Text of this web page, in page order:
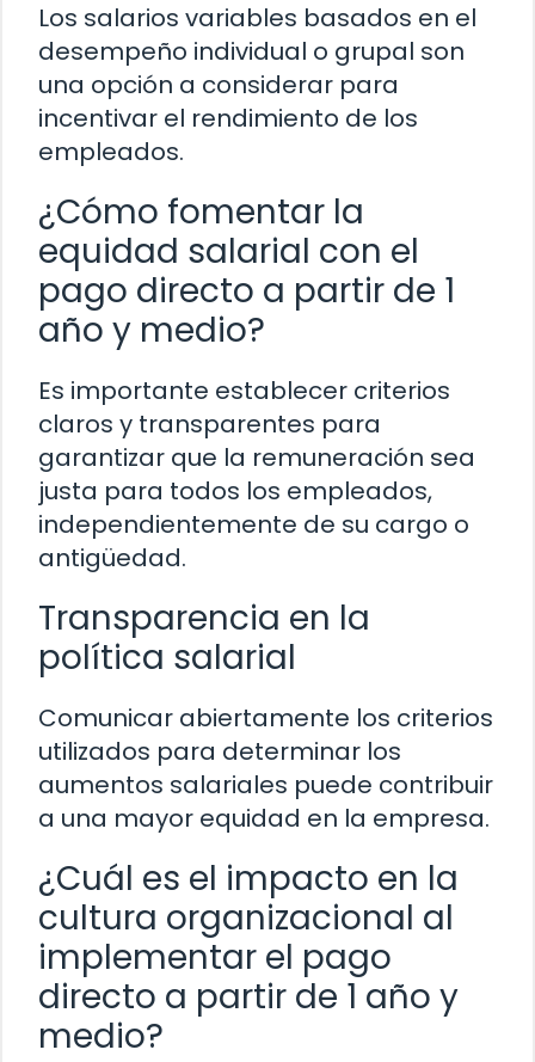
Los salarios variables basados en el
desempeño individual o grupal son
una opción a considerar para
incentivar el rendimiento de los
empleados.
¿Cómo fomentar la
equidad salarial con el
pago directo a partir de 1
año y medio?
Es importante establecer criterios
claros y transparentes para
garantizar que la remuneración sea
justa para todos los empleados,
independientemente de su cargo o
antigüedad.
Transparencia en la
política salarial
Comunicar abiertamente los criterios
utilizados para determinar los
aumentos salariales puede contribuir
a una mayor equidad en la empresa.
¿Cuál es el impacto en la
cultura organizacional al
implementar el pago
directo a partir de 1 año y
medio?